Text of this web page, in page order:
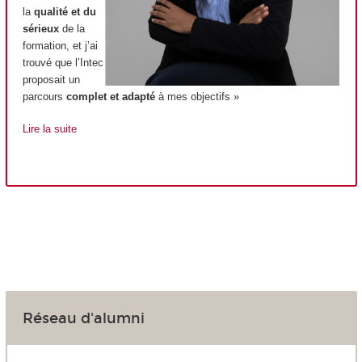
la qualité et du
sérieux de la
formation, et j’ai
trouvé que l’Intec
proposait un
parcours complet et adapté à mes objectifs »
Lire la suite
Réseau d'alumni